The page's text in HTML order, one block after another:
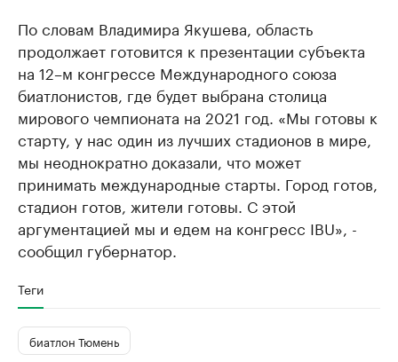
По словам Владимира Якушева, область
продолжает готовится к презентации субъекта
на 12–м конгрессе Международного союза
биатлонистов, где будет выбрана столица
мирового чемпионата на 2021 год. «Мы готовы к
старту, у нас один из лучших стадионов в мире,
мы неоднократно доказали, что может
принимать международные старты. Город готов,
стадион готов, жители готовы. С этой
аргументацией мы и едем на конгресс IBU», -
сообщил губернатор.
Теги
биатлон Тюмень